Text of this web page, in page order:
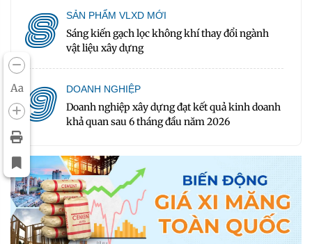
Aa
8 SẢN PHẨM VLXD MỚI
Sáng kiến gạch lọc không khí thay đổi ngành
vật liệu xây dựng
9 DOANH NGHIỆP
Doanh nghiệp xây dựng đạt kết quả kinh doanh
khả quan sau 6 tháng đầu năm 2026